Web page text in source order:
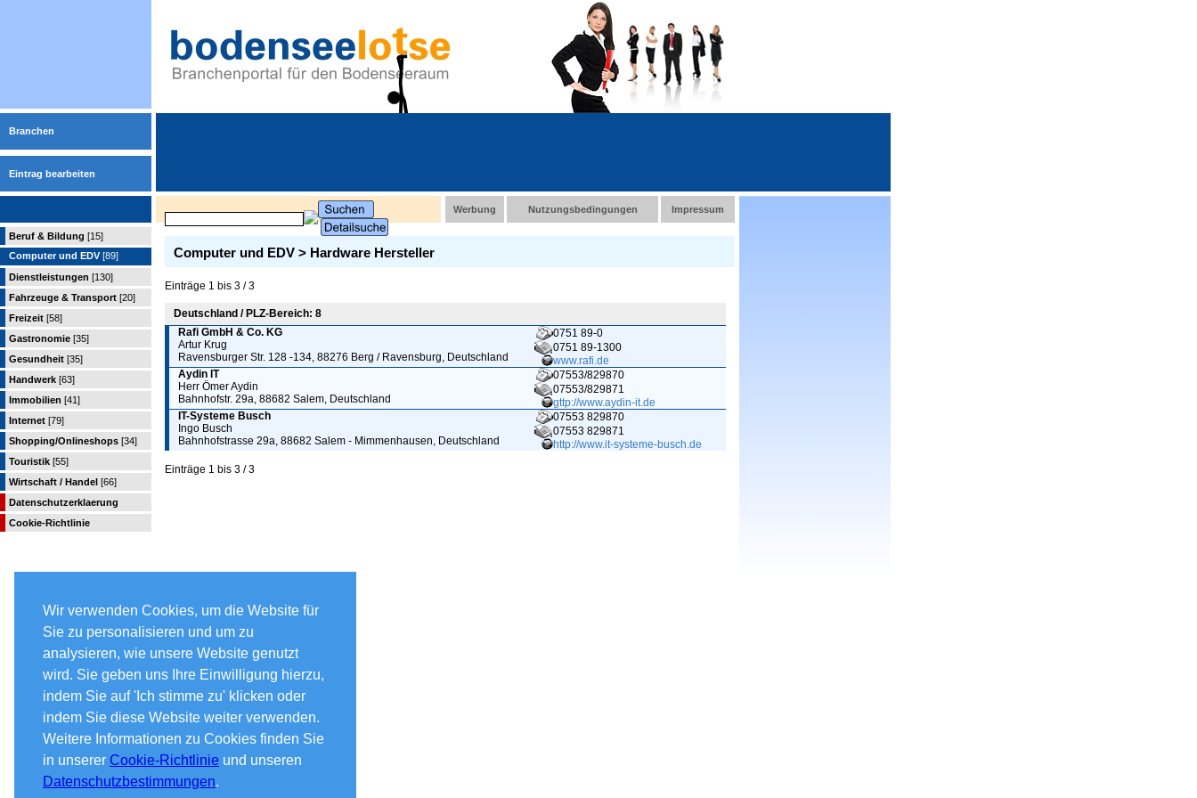
Wir verwenden Cookies, um die Website für
Sie zu personalisieren und um zu
analysieren, wie unsere Website genutzt
wird. Sie geben uns Ihre Einwilligung hierzu,
indem Sie auf 'Ich stimme zu' klicken oder
indem Sie diese Website weiter verwenden.
Weitere Informationen zu Cookies finden Sie
in unserer Cookie-Richtlinie und unseren
Datenschutzbestimmungen.
Branchen
Eintrag bearbeiten
Werbung Nutzungsbedingungen Impressum
Beruf & Bildung [15]
Computer und EDV[89]
Dienstleistungen [130]
Fahrzeuge & Transport [20]
Freizeit [58]
Gastronomie [35]
Gesundheit [35]
Handwerk [63]
Immobilien [41]
Internet [79]
Shopping/Onlineshops [34]
Touristik [55]
Wirtschaft / Handel [66]
Datenschutzerklaerung
Cookie-Richtlinie
Computer und EDV > Hardware Hersteller
Einträge 1 bis 3 / 3
Deutschland / PLZ-Bereich: 8
Rafi GmbH & Co. KG
Artur Krug
Ravensburger Str. 128 -134, 88276 Berg / Ravensburg, Deutschland
0751 89-0
0751 89-1300
www.rafi.de
Aydin IT
Herr Ömer Aydin
Bahnhofstr. 29a, 88682 Salem, Deutschland
07553/829870
07553/829871
gttp://www.aydin-it.de
IT-Systeme Busch
Ingo Busch
Bahnhofstrasse 29a, 88682 Salem - Mimmenhausen, Deutschland
07553 829870
07553 829871
http://www.it-systeme-busch.de
Einträge 1 bis 3 / 3